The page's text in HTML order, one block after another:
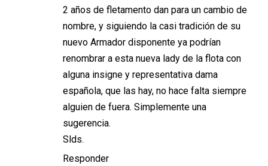
2 años de fletamento dan para un cambio de
nombre, y siguiendo la casi tradición de su
nuevo Armador disponente ya podrían
renombrar a esta nueva lady de la flota con
alguna insigne y representativa dama
española, que las hay, no hace falta siempre
alguien de fuera. Simplemente una
sugerencia.
Slds.
Responder